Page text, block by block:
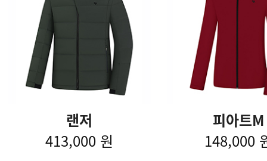
랜저
413,000 원
피아트M
148,000